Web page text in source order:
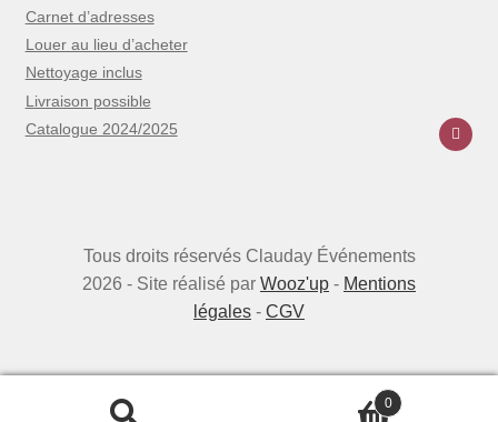
Carnet d’adresses
Louer au lieu d’acheter
Nettoyage inclus
Livraison possible
Catalogue 2024/2025
0
Tous droits réservés Clauday Événements
2026 - Site réalisé par Wooz'up - Mentions
légales - CGV